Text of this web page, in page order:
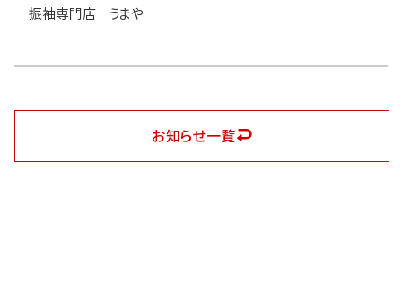
振袖専門店 うまや
お知らせ一覧